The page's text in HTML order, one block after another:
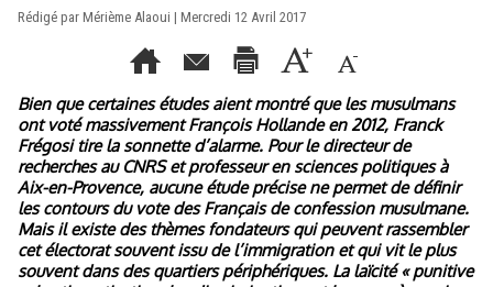
Rédigé par Mérième Alaoui | Mercredi 12 Avril 2017
Bien que certaines études aient montré que les musulmans
ont voté massivement François Hollande en 2012, Franck
Frégosi tire la sonnette d’alarme. Pour le directeur de
recherches au CNRS et professeur en sciences politiques à
Aix-en-Provence, aucune étude précise ne permet de définir
les contours du vote des Français de confession musulmane.
Mais il existe des thèmes fondateurs qui peuvent rassembler
cet électorat souvent issu de l’immigration et qui vit le plus
souvent dans des quartiers périphériques. La laïcité « punitive